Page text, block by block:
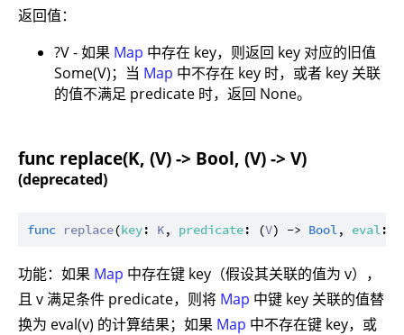
返回值：
?V - 如果 Map 中存在 key，则返回 key 对应的旧值
Some(V)；当 Map 中不存在 key 时，或者 key 关联
的值不满足 predicate 时，返回 None。
func replace(K, (V) -> Bool, (V) -> V)
(deprecated)
func replace(key: K, predicate: (V) -> Bool, eval: (
功能：如果 Map 中存在键 key（假设其关联的值为 v），
且 v 满足条件 predicate，则将 Map 中键 key 关联的值替
换为 eval(v) 的计算结果；如果 Map 中不存在键 key，或